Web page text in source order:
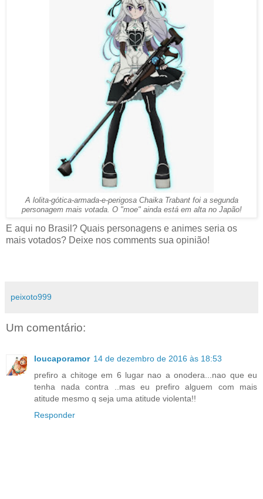
A lolita-gótica-armada-e-perigosa Chaika Trabant foi a segunda
personagem mais votada. O "moe" ainda está em alta no Japão!
E aqui no Brasil? Quais personagens e animes seria os
mais votados? Deixe nos comments sua opinião!
peixoto999
Um comentário:
loucaporamor 14 de dezembro de 2016 às 18:53
prefiro a chitoge em 6 lugar nao a onodera...nao que eu
tenha nada contra ..mas eu prefiro alguem com mais
atitude mesmo q seja uma atitude violenta!!
Responder